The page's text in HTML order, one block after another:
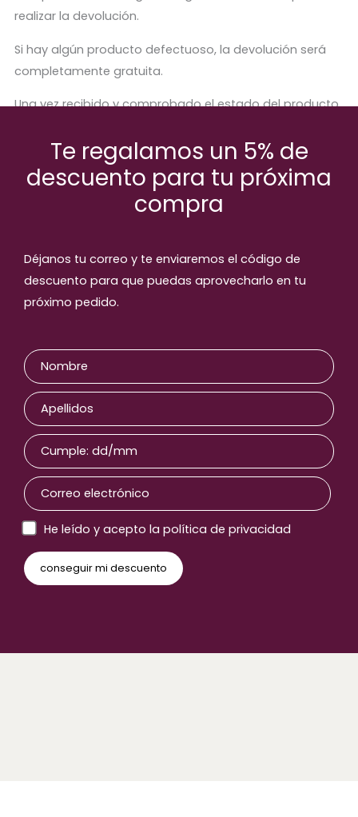
realizar la devolución.
Si hay algún producto defectuoso, la devolución será
completamente gratuita.
Una vez recibido y comprobado el estado del producto,
Productos relaccionados
Te regalamos un 5% de
descuento para tu próxima
compra
Déjanos tu correo y te enviaremos el código de
descuento para que puedas aprovecharlo en tu
próximo pedido.
He leído y acepto la política de privacidad